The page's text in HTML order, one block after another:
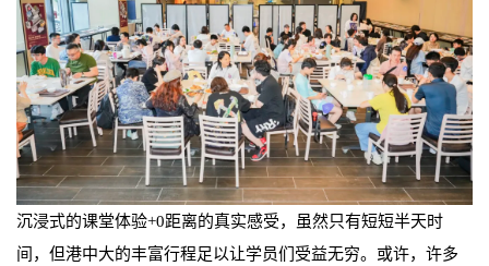
沉浸式的课堂体验+0距离的真实感受，虽然只有短短半天时
间，但港中大的丰富行程足以让学员们受益无穷。或许，许多